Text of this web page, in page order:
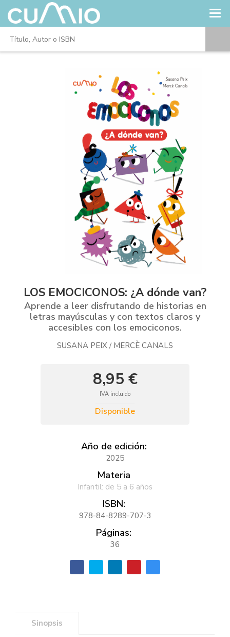
LOS EMOCICONOS: ¿A dónde van?
Aprende a leer disfrutando de historias en
letras mayúsculas y con textos claros y
accesibles con los emociconos.
SUSANA PEIX / MERCÈ CANALS
8,95 €
IVA incluido
Disponible
Año de edición:
2025
Materia
Infantil: de 5 a 6 años
ISBN:
978-84-8289-707-3
Páginas:
36
Sinopsis